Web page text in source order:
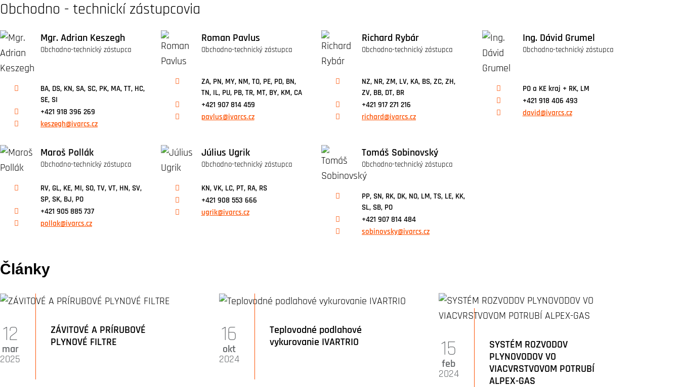
Obchodno - technickí zástupcovia
Mgr. Adrian Keszegh
Obchodno-technický zástupca
BA, DS, KN, SA, SC, PK, MA, TT, HC,
SE, SI
+421 918 396 269
keszegh@ivarcs.cz
Roman Pavlus
Obchodno-technický zástupca
ZA, PN, MY, NM, TO, PE, PD, BN,
TN, IL, PU, PB, TR, MT, BY, KM, CA
+421 907 814 459
pavlus@ivarcs.cz
Richard Rybár
Obchodno-technický zástupca
NZ, NR, ZM, LV, KA, BS, ZC, ZH,
ZV, BB, DT, BR
+421 917 271 216
richard@ivarcs.cz
Ing. Dávid Grumel
Obchodno-technický zástupca
PO a KE kraj + RK, LM
+421 918 406 493
david@ivarcs.cz
Maroš Pollák
Obchodno-technický zástupca
RV, GL, KE, MI, SO, TV, VT, HN, SV,
SP, SK, BJ, PO
+421 905 885 737
pollak@ivarcs.cz
Július Ugrik
Obchodno-technický zástupca
KN, VK, LC, PT, RA, RS
+421 908 553 666
ugrik@ivarcs.cz
Tomáš Sobinovský
Obchodno-technický zástupca
PP, SN, RK, DK, NO, LM, TS, LE, KK,
SL, SB, PO
+421 907 814 484
sobinovsky@ivarcs.cz
Články
ZÁVITOVÉ A PRÍRUBOVÉ
PLYNOVÉ FILTRE
12
mar
2025
Teplovodné podlahové
vykurovanie IVARTRIO
16
okt
2024
SYSTÉM ROZVODOV
PLYNOVODOV VO
VIACVRSTVOVOM POTRUBÍ
ALPEX-GAS
15
feb
2024